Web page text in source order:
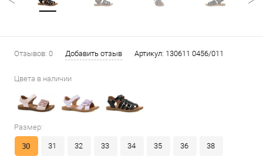
Отзывов: 0 Добавить отзыв Артикул: 130611 0456/011
Цвета в наличии
Размер:
30 31 32 33 34 35 36 38